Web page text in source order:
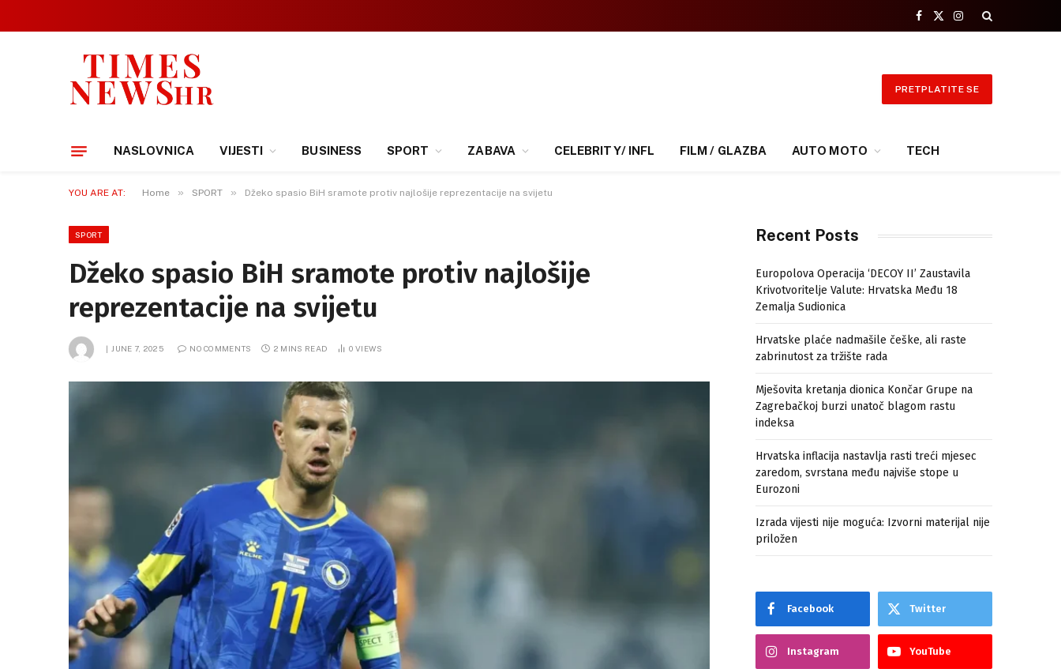
Facebook
X
Instagram
PRETPLATITE SE
NASLOVNICA VIJESTI BUSINESS SPORT ZABAVA CELEBRITY/ INFL FILM / GLAZBA AUTO MOTO TECH
YOU ARE AT: Home » SPORT » Džeko spasio BiH sramote protiv najlošije reprezentacije na svijetu
SPORT
Džeko spasio BiH sramote protiv najlošije
reprezentacije na svijetu
JUNE 7, 2025 NO COMMENTS 2 MINS READ 0VIEWS
Recent Posts
Europolova Operacija ‘DECOY II’ Zaustavila
Krivotvoritelje Valute: Hrvatska Među 18
Zemalja Sudionica
Hrvatske plaće nadmašile češke, ali raste
zabrinutost za tržište rada
Mješovita kretanja dionica Končar Grupe na
Zagrebačkoj burzi unatoč blagom rastu
indeksa
Hrvatska inflacija nastavlja rasti treći mjesec
zaredom, svrstana među najviše stope u
Eurozoni
Izrada vijesti nije moguća: Izvorni materijal nije
priložen
Facebook Twitter
Instagram YouTube